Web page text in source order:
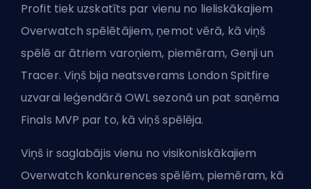
Profit tiek uzskatīts par vienu no lieliskākajiem
Overwatch spēlētājiem, ņemot vērā, kā viņš
spēlē ar ātriem varoņiem, piemēram, Genji un
Tracer. Viņš bija neatsverams London Spitfire
uzvarai leģendārā OWL sezonā un pat saņēma
Finals MVP par to, kā viņš spēlēja.
Viņš ir saglabājis vienu no visikoniskākajiem
Overwatch konkurences spēlēm, piemēram, kā